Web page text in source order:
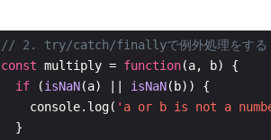
const multiply = function
if (isNaN(a) || isNaN
    console.log(
'a or b is not a